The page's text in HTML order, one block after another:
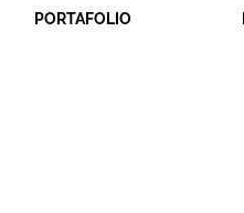
PORTAFOLIO